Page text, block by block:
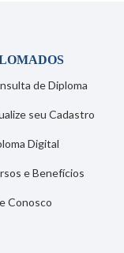
de Diploma
seu Cadastro
Digital
e Benefícios
Conosco